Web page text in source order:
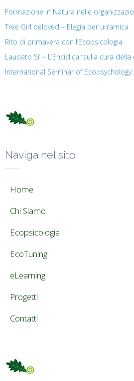
Formazione in Natura nelle
Tree Girl beloved – Elegia per un’amica
Rito di primavera con l’Ecopsicologia
Laudato Si’ – L’Enciclica “sulla cura
International Seminar of
Naviga nel sito
Home
Chi Siamo
Ecopsicologia
EcoTuning
eLearning
Progetti
Contatti